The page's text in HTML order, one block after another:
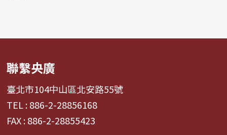
聯繫央廣
臺北市104中山區北安路55號
TEL : 886-2-28856168
FAX : 886-2-28855423